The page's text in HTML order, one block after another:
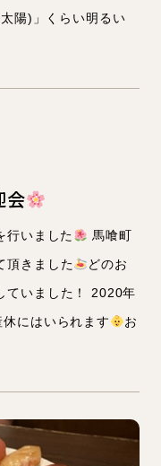
陽)」くらい明るい
会
行いました
馬喰町
頂きました
どのお
ていました！ 2020年
にはいられます
お